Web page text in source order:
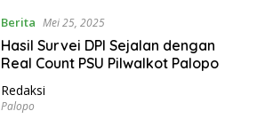
Berita Mei 25, 2025
Hasil Survei DPI Sejalan dengan
Real Count PSU Pilwalkot Palopo
Redaksi
Palopo